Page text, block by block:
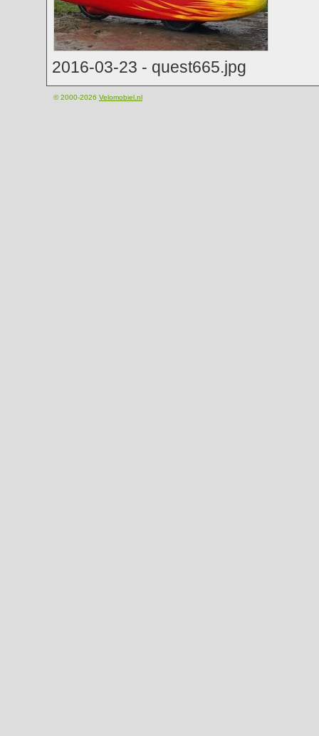
2016-03-23 - quest665.jpg
© 2000-2026 Velomobiel.nl